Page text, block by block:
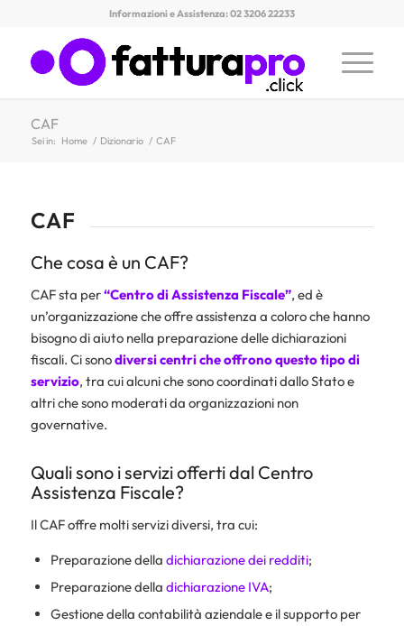
Informazioni e Assistenza: 02 3206 22233
CAF
Sei in: Home / Dizionario / CAF
CAF
Che cosa è un CAF?
CAF sta per“Centro di Assistenza Fiscale”, ed è
un’organizzazione che offre assistenza a coloro che hanno
bisogno di aiuto nella preparazione delle dichiarazioni
fiscali. Ci sonodiversi centri che offrono questo tipo di
servizio, tra cui alcuni che sono coordinati dallo Stato e
altri che sono moderati da organizzazioni non
governative.
Quali sono i servizi offerti dal Centro
Assistenza Fiscale?
Il CAF offre molti servizi diversi, tra cui:
Preparazione della dichiarazione dei redditi;
Preparazione della dichiarazione IVA;
Gestione della contabilità aziendale e il supporto per